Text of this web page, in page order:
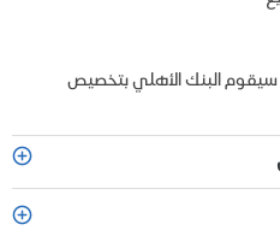
سيقوم البنك الأهلي بتخصيص